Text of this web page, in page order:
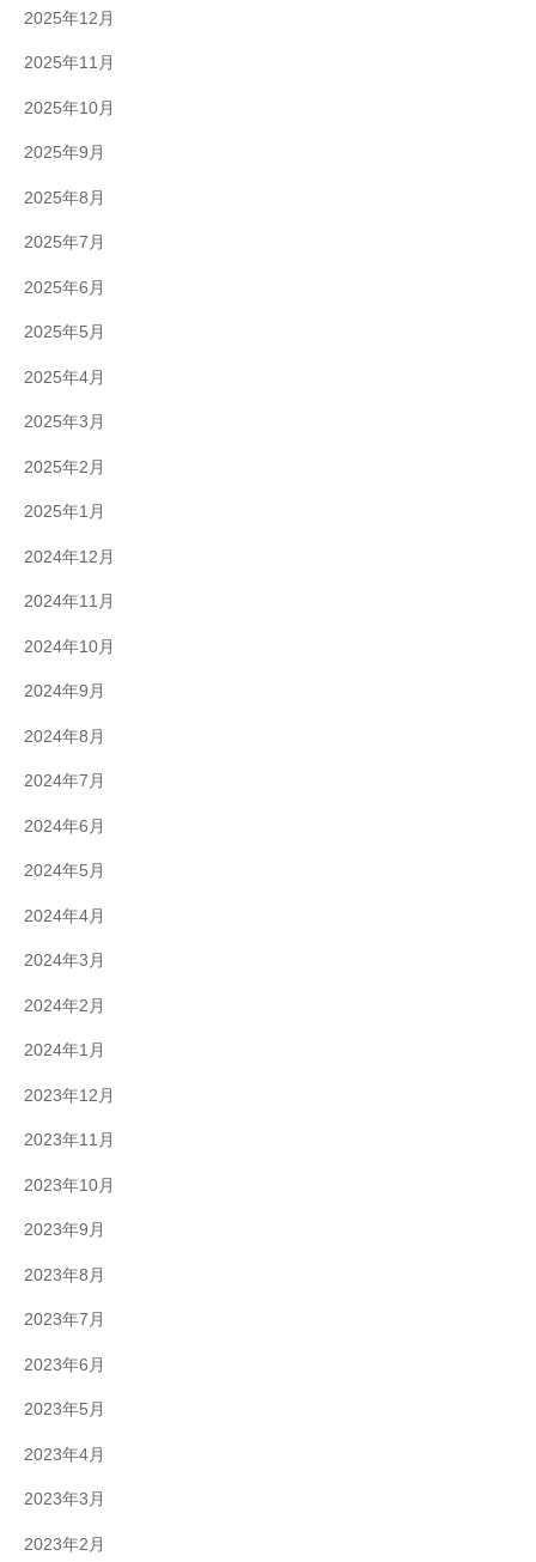
2025年12月
2025年11月
2025年10月
2025年9月
2025年8月
2025年7月
2025年6月
2025年5月
2025年4月
2025年3月
2025年2月
2025年1月
2024年12月
2024年11月
2024年10月
2024年9月
2024年8月
2024年7月
2024年6月
2024年5月
2024年4月
2024年3月
2024年2月
2024年1月
2023年12月
2023年11月
2023年10月
2023年9月
2023年8月
2023年7月
2023年6月
2023年5月
2023年4月
2023年3月
2023年2月